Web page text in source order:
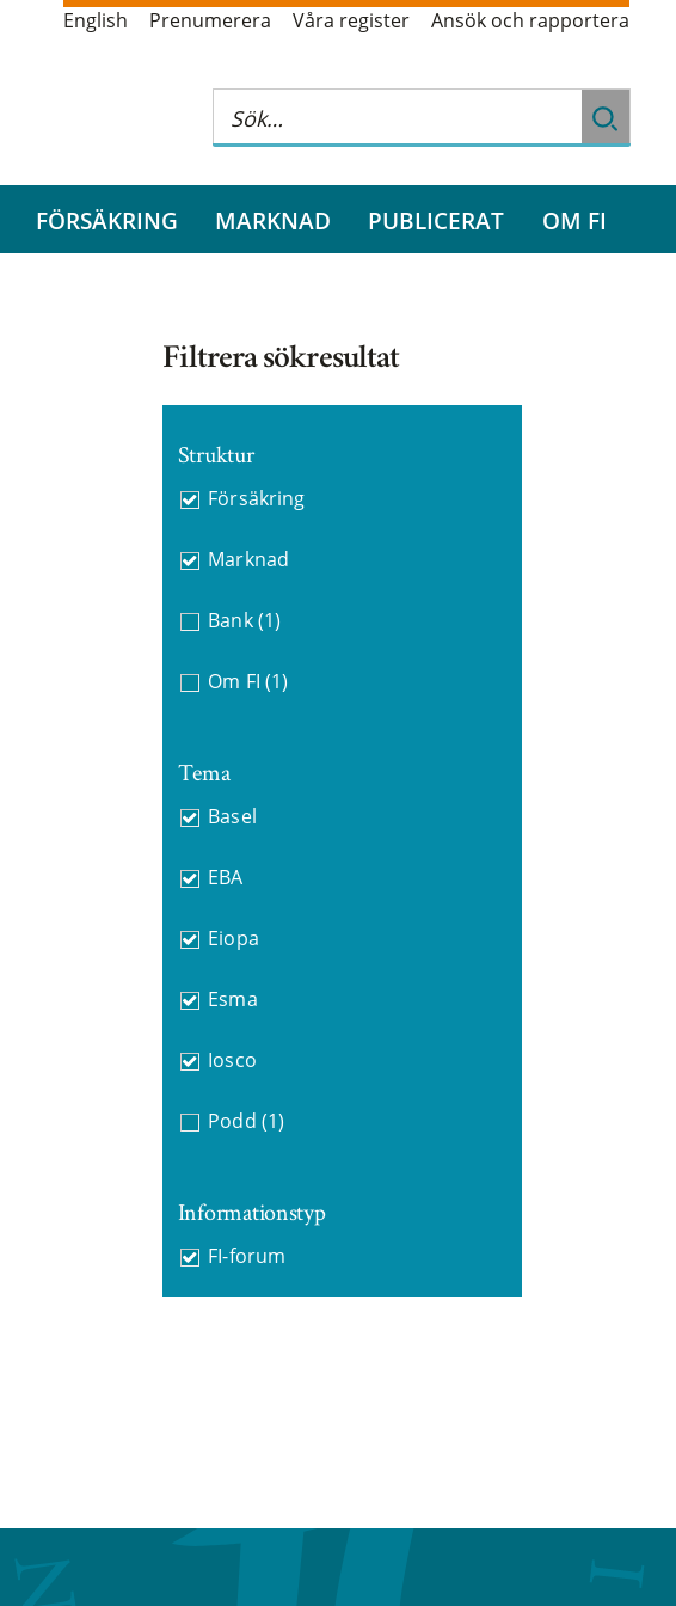
English Prenumerera Våra register Ansök och rapportera
FÖRSÄKRING MARKNAD PUBLICERAT OM FI
Filtrera sökresultat
Struktur
Försäkring
Marknad
Bank (1)
Om FI (1)
Tema
Basel
EBA
Eiopa
Esma
Iosco
Podd (1)
Informationstyp
FI-forum